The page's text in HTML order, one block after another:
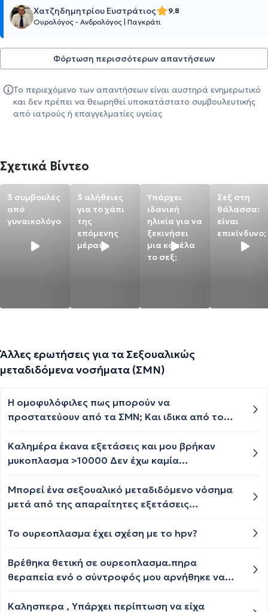
Χατζηδημητρίου Ευστράτιος
9,8
Ουρολόγος - Ανδρολόγος Παγκράτι
Φόρτωση περισσότερων απαντήσεων
Το περιεχόμενο των απαντήσεων είναι αυστηρά ενημερωτικό
και δεν πρέπει να θεωρηθεί υποκατάστατο συμβουλευτικής
από ιατρούς ή επαγγελματίες υγείας
Σχετικά Βίντεο
3 συμβουλές
από
γυναικολόγο
3 αλήθειες
για το χάπι
της
επόμενης
μέρας
Υπάρχει
ιδανική
ηλικία για να
ξεκινήσει
μια κοπέλα
το σεξ;
Σεξ στη
θάλασσα:
είναι
επικίνδυνο;
Άλλες ερωτήσεις για τα Σεξουαλικώς
μεταδιδόμενα νοσήματα (ΣΜΝ)
Η ομοφυλόφιλες πως μπορούν να
προστατεύουν από τα ΣΜΝ; Και ιδικα από το
Καλημέρα έκανα εξετάσεις και μου βρήκαν
μυκοπλασμα >10000 Δεν έχω καμία
Ενώ είχα κάνει ξανά εξετάσεις πριν 7 μήνες και
δεν είχα τίποτα.( Δεν έχω αλλάξει σύντροφό)
εργαστήριο;
Μπορεί ένα σεξουαλικό μεταδιδόμενο νόσημα
μετά από της απαραίτητες εξετάσεις
υπάρχει και να μην εμφανίζεται? Επίσης σε τι
Το ουρεοπλασμα έχει σχέση με το hpv?
Βρέθηκα θετική σε ουρεοπλασμα.πηρα
θεραπεία ενό ο σύντροφός μου αρνήθηκε να
ήμουν σίγουρη ότι θα ξανα κολλήσω εφόσον
Καλησπερα , Υπάρχει περίπτωση να είχα